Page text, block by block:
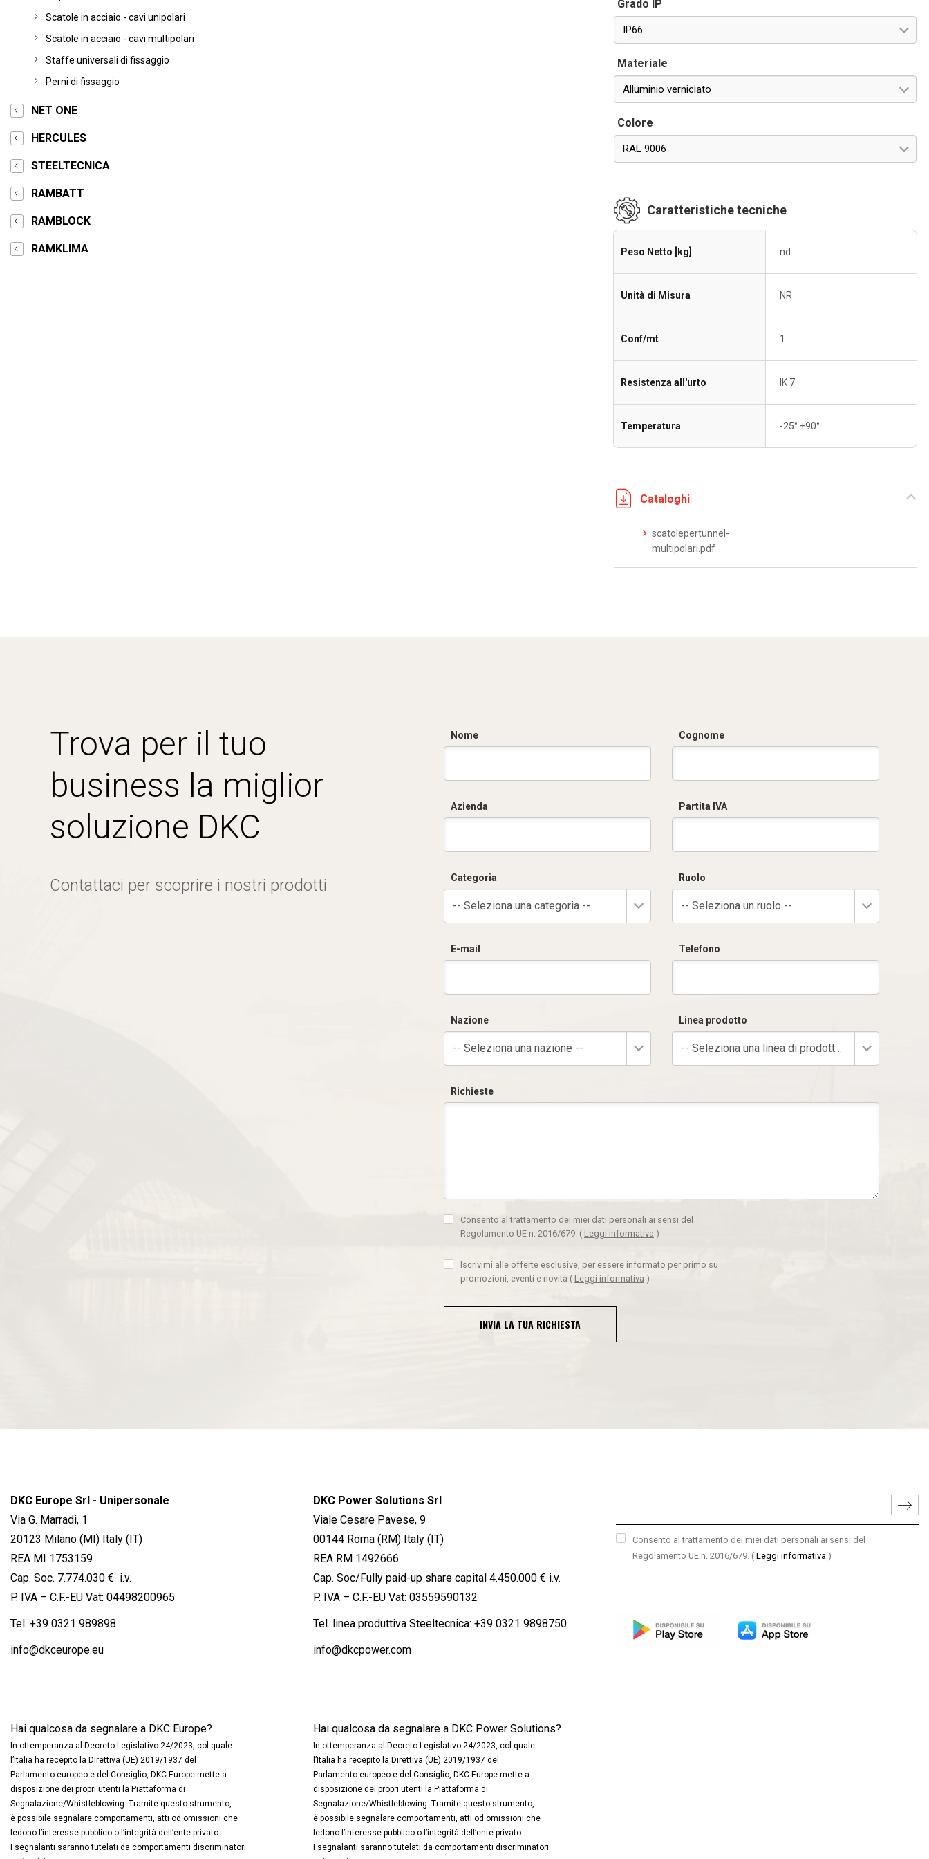
Scatole in acciaio - cavi unipolari
Scatole in acciaio - cavi multipolari
Staffe universali di fissaggio
Perni di fissaggio
NET ONE
HERCULES
STEELTECNICA
RAMBATT
RAMBLOCK
RAMKLIMA
Grado IP
IP66
Materiale
Alluminio verniciato
Colore
RAL 9006
Caratteristiche tecniche
Peso Netto [kg] nd
Unità di Misura NR
Conf/mt 1
Resistenza all'urto IK 7
Temperatura -25° +90°
Cataloghi
scatolepertunnel-
multipolari.pdf
Trova per il tuo
business la miglior
soluzione DKC
Contattaci per scoprire i nostri prodotti
Nome Cognome
Azienda Partita IVA
Categoria
-- Seleziona una categoria --
Ruolo
-- Seleziona un ruolo --
E-mail Telefono
Nazione
-- Seleziona una nazione --
Linea prodotto
-- Seleziona una linea di prodotto --
Richieste
Consento al trattamento dei miei dati personali ai sensi del
Regolamento UE n. 2016/679. ( Leggi informativa )
Iscrivimi alle offerte esclusive, per essere informato per primo su
promozioni, eventi e novità ( Leggi informativa )
INVIA LA TUA RICHIESTA
DKC Europe Srl - Unipersonale
Via G. Marradi, 1
20123 Milano (MI) Italy (IT)
REA MI 1753159
Cap. Soc. 7.774.030 € i.v.
P. IVA – C.F.-EU Vat: 04498200965
Tel. +39 0321 989898
info@dkceurope.eu
Hai qualcosa da segnalare a DKC Europe?
In ottemperanza al Decreto Legislativo 24/2023, col quale
l’Italia ha recepito la Direttiva (UE) 2019/1937 del
Parlamento europeo e del Consiglio, DKC Europe mette a
disposizione dei propri utenti la Piattaforma di
Segnalazione/Whistleblowing. Tramite questo strumento,
è possibile segnalare comportamenti, atti od omissioni che
ledono l’interesse pubblico o l’integrità dell’ente privato.
I segnalanti saranno tutelati da comportamenti discriminatori
DKC Power Solutions Srl
Viale Cesare Pavese, 9
00144 Roma (RM) Italy (IT)
REA RM 1492666
Cap. Soc/Fully paid-up share capital 4.450.000 € i.v.
P. IVA – C.F.-EU Vat: 03559590132
Tel. linea produttiva Steeltecnica: +39 0321 9898750
info@dkcpower.com
Hai qualcosa da segnalare a DKC Power Solutions?
In ottemperanza al Decreto Legislativo 24/2023, col quale
l’Italia ha recepito la Direttiva (UE) 2019/1937 del
Parlamento europeo e del Consiglio, DKC Europe mette a
disposizione dei propri utenti la Piattaforma di
Segnalazione/Whistleblowing. Tramite questo strumento,
è possibile segnalare comportamenti, atti od omissioni che
ledono l’interesse pubblico o l’integrità dell’ente privato.
I segnalanti saranno tutelati da comportamenti discriminatori
Consento al trattamento dei miei dati personali ai sensi del
Regolamento UE n. 2016/679. ( Leggi informativa )